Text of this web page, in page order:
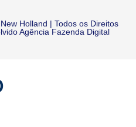
Holland | Todos os Direitos
Agência Fazenda Digital